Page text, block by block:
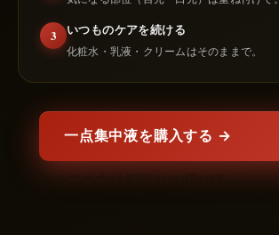
3 いつものケアを続ける
化粧水・乳液・クリームはそのままで。
一点集中液を購入する →
初めての方は初回2,000円OFF →